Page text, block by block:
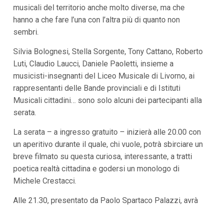
i
p
l
V
i
a
M
e
ù
r
i
c
i
p
a
e
musicali del territorio anche molto diverse, ma che
hanno a che fare l’una con l’altra più di quanto non
sembri.
Silvia Bolognesi, Stella Sorgente, Tony Cattano, Roberto
Luti, Claudio Laucci, Daniele Paoletti, insieme a
musicisti-insegnanti del Liceo Musicale di Livorno, ai
rappresentanti delle Bande provinciali e di Istituti
Musicali cittadini… sono solo alcuni dei partecipanti alla
serata.
La serata – a ingresso gratuito – inizierà alle 20.00 con
un aperitivo durante il quale, chi vuole, potrà sbirciare un
breve filmato su questa curiosa, interessante, a tratti
poetica realtà cittadina e godersi un monologo di
Michele Crestacci.
Alle 21.30, presentato da Paolo Spartaco Palazzi, avrà